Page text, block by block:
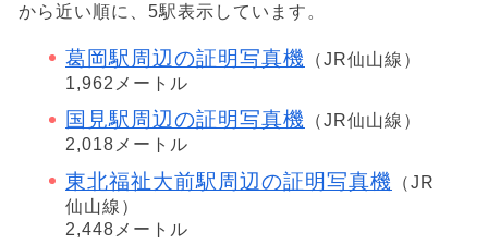
から近い順に、5駅表示しています。
葛岡駅周辺の証明写真機
（JR仙山線）
1,962メートル
国見駅周辺の証明写真機
（JR仙山線）
2,018メートル
東北福祉大前駅周辺の証明写真機
（JR
仙山線）
2,448メートル